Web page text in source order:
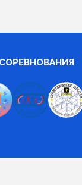
СОРЕВНОВАНИЯ